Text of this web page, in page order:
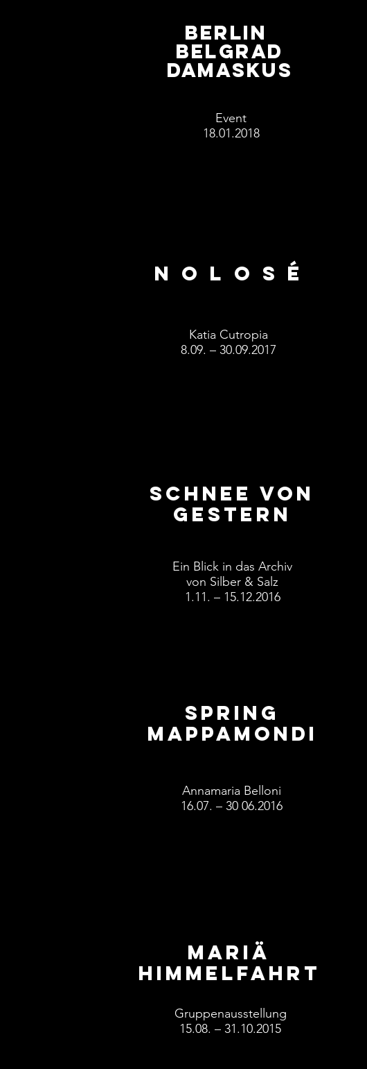
Mariä
Himmelfahrt
Gruppenausstellung
15.08. – 31.10.2015
Spring
mappamondi
Annamaria Belloni
16.07. – 30 06.2016
Schnee von
gestern
Ein Blick in das Archiv
von Silber & Salz
1.11. – 15.12.2016
N O L O S é
Katia Cutropia
8.09. – 30.09.2017
BERLIN
BELGRAD
DAMASKUS
Event
18.01.2018